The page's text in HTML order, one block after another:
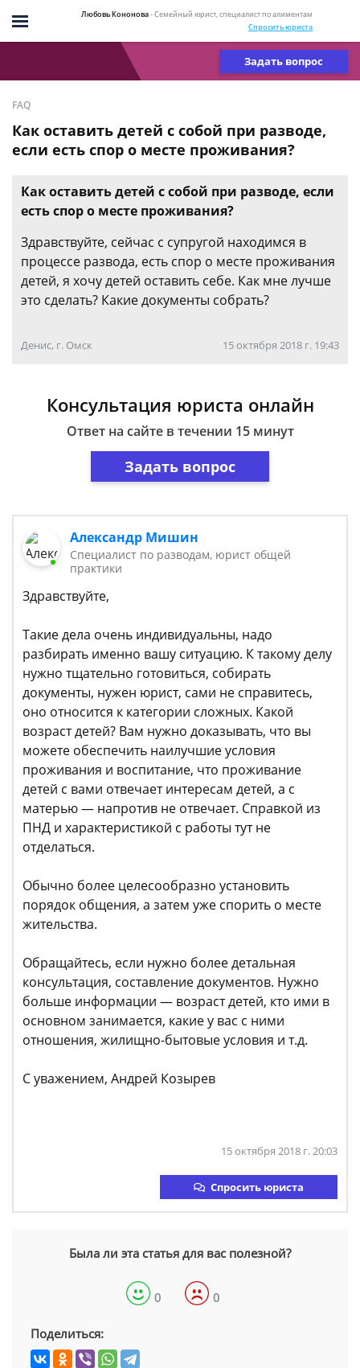
Любовь Кононова- Семейный юрист, специалист по алиментам
Спросить юриста
Задать вопрос
FAQ
Как оставить детей с собой при разводе,
если есть спор о месте проживания?
Как оставить детей с собой при разводе, если
есть спор о месте проживания?
Здравствуйте, сейчас с супругой находимся в
процессе развода, есть спор о месте проживания
детей, я хочу детей оставить себе. Как мне лучше
это сделать? Какие документы собрать?
Денис, г. Омск 15 октября 2018 г. 19:43
Консультация юриста онлайн
Ответ на сайте в течении 15 минут
Задать вопрос
Александр Мишин
Специалист по разводам, юрист общей
практики
Здравствуйте,
Такие дела очень индивидуальны, надо
разбирать именно вашу ситуацию. К такому делу
нужно тщательно готовиться, собирать
документы, нужен юрист, сами не справитесь,
оно относится к категории сложных. Какой
возраст детей? Вам нужно доказывать, что вы
можете обеспечить наилучшие условия
проживания и воспитание, что проживание
детей с вами отвечает интересам детей, а с
матерью — напротив не отвечает. Справкой из
ПНД и характеристикой с работы тут не
отделаться.
Обычно более целесообразно установить
порядок общения, а затем уже спорить о месте
жительства.
Обращайтесь, если нужно более детальная
консультация, составление документов. Нужно
больше информации — возраст детей, кто ими в
основном занимается, какие у вас с ними
отношения, жилищно-бытовые условия и т.д.
С уважением, Андрей Козырев
15 октября 2018 г. 20:03
Спросить юриста
Была ли эта статья для вас полезной?
0 0
Поделиться: